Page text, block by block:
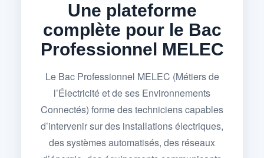
Une plateforme
complète pour le Bac
Professionnel MELEC
Le Bac Professionnel MELEC (Métiers de
l’Électricité et de ses Environnements
Connectés) forme des techniciens capables
d’intervenir sur des installations électriques,
des systèmes automatisés, des réseaux